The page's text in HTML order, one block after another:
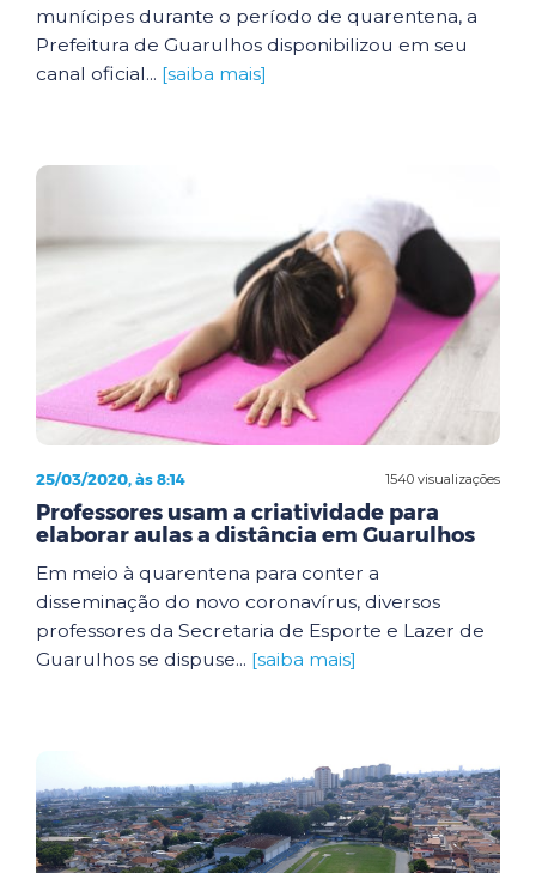
munícipes durante o período de quarentena, a
Prefeitura de Guarulhos disponibilizou em seu
canal oficial... [saiba mais]
1540 visualizações
25/03/2020, às 8:14
Professores usam a criatividade para
elaborar aulas a distância em Guarulhos
Em meio à quarentena para conter a
disseminação do novo coronavírus, diversos
professores da Secretaria de Esporte e Lazer de
Guarulhos se dispuse... [saiba mais]